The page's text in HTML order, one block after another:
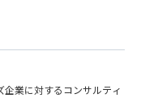
業に対するコンサルティ